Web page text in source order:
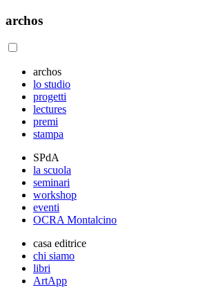
archos
archos
lo studio
progetti
lectures
premi
stampa
SPdA
la scuola
seminari
workshop
eventi
OCRA Montalcino
casa editrice
chi siamo
libri
ArtApp